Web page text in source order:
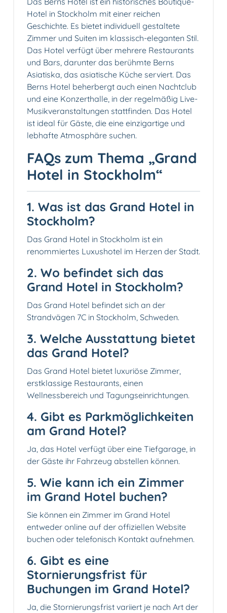
Hotel in Stockholm mit einer reichen
Geschichte. Es bietet individuell gestaltete
Zimmer und Suiten im klassisch-eleganten Stil.
Das Hotel verfügt über mehrere Restaurants
und Bars, darunter das berühmte Berns
Asiatiska, das asiatische Küche serviert. Das
Berns Hotel beherbergt auch einen Nachtclub
und eine Konzerthalle, in der regelmäßig Live-
Musikveranstaltungen stattfinden. Das Hotel
ist ideal für Gäste, die eine einzigartige und
lebhafte Atmosphäre suchen.
FAQs zum Thema „Grand
Hotel in Stockholm“
1. Was ist das Grand Hotel in
Stockholm?
Das Grand Hotel in Stockholm ist ein
renommiertes Luxushotel im Herzen der Stadt.
2. Wo befindet sich das
Grand Hotel in Stockholm?
Das Grand Hotel befindet sich an der
Strandvägen 7C in Stockholm, Schweden.
3. Welche Ausstattung bietet
das Grand Hotel?
Das Grand Hotel bietet luxuriöse Zimmer,
erstklassige Restaurants, einen
Wellnessbereich und Tagungseinrichtungen.
4. Gibt es Parkmöglichkeiten
am Grand Hotel?
Ja, das Hotel verfügt über eine Tiefgarage, in
der Gäste ihr Fahrzeug abstellen können.
5. Wie kann ich ein Zimmer
im Grand Hotel buchen?
Sie können ein Zimmer im Grand Hotel
entweder online auf der offiziellen Website
buchen oder telefonisch Kontakt aufnehmen.
6. Gibt es eine
Stornierungsfrist für
Buchungen im Grand Hotel?
Ja, die Stornierungsfrist variiert je nach Art der